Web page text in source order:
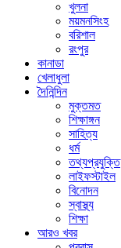
খুলনা
ময়মনসিংহ
বরিশাল
রংপুর
কানাডা
খেলাধুলা
দৈনিন্দিন
মুক্তমত
শিক্ষাঙ্গন
সাহিত্য
ধর্ম
তথ্যপ্রযুক্তি
লাইফস্টাইল
বিনোদন
স্বাস্থ্য
শিক্ষা
আরও খবর